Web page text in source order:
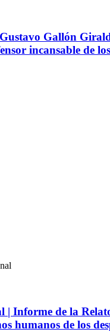
Gallón
incansable de
| Informe de la
humanos de los